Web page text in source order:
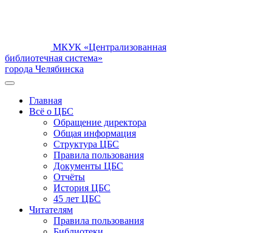
МКУК «Централизованная
библиотечная система»
города Челябинска
Главная
Всё о ЦБС
Обращение директора
Общая информация
Структура ЦБС
Правила пользования
Документы ЦБС
Отчёты
История ЦБС
45 лет ЦБС
Читателям
Правила пользования